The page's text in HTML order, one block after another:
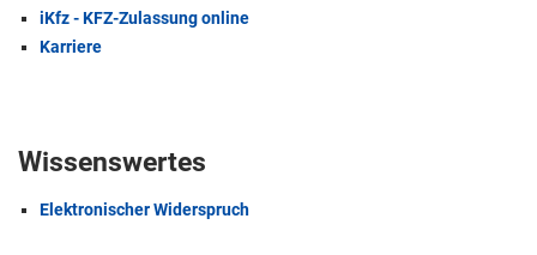
iKfz - KFZ-Zulassung online
Karriere
Wissenswertes
Elektronischer Widerspruch